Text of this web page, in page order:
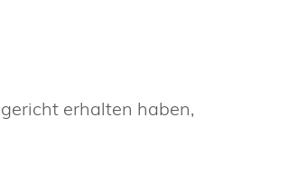
erhalten haben,